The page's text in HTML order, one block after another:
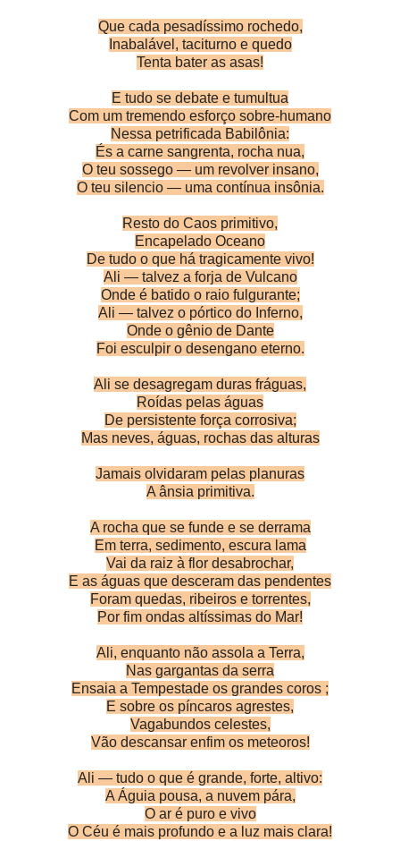
Que cada pesadíssimo rochedo,
Inabalável, taciturno e quedo
Tenta bater as asas!
E tudo se debate e tumultua
Com um tremendo esforço sobre-humano
Nessa petrificada Babilônia:
És a carne sangrenta, rocha nua,
O teu sossego — um revolver insano,
O teu silencio — uma contínua insônia.
Resto do Caos primitivo,
Encapelado Oceano
De tudo o que há tragicamente vivo!
Ali — talvez a forja de Vulcano
Onde é batido o raio fulgurante;
Ali — talvez o pórtico do Inferno,
Onde o gênio de Dante
Foi esculpir o desengano eterno.
Ali se desagregam duras fráguas,
Roídas pelas águas
De persistente força corrosiva;
Mas neves, águas, rochas das alturas
Jamais olvidaram pelas planuras
A ânsia primitiva.
A rocha que se funde e se derrama
Em terra, sedimento, escura lama
Vai da raiz à flor desabrochar,
E as águas que desceram das pendentes
Foram quedas, ribeiros e torrentes,
Por fim ondas altíssimas do Mar!
Ali, enquanto não assola a Terra,
Nas gargantas da serra
Ensaia a Tempestade os grandes coros ;
E sobre os píncaros agrestes,
Vagabundos celestes,
Vão descansar enfim os meteoros!
Ali — tudo o que é grande, forte, altivo:
A Águia pousa, a nuvem pára,
O ar é puro e vivo
O Céu é mais profundo e a luz mais clara!